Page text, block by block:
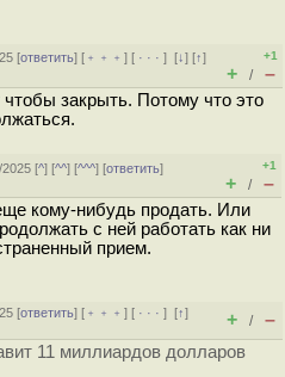
[ответить] [ ﹢﹢﹢] [ · · ·][↓] [↑]
+1
+ / –
закрыть. Потому что это
[^] [^^] [^^^] [ответить]
+1
+ / –
кому-нибудь продать. Или
с ней работать как ни
прием.
[ответить] [ ﹢﹢﹢] [ · · ·][↑]
+ / –
11 миллиардов долларов